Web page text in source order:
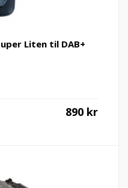
Liten til DAB+
890 kr